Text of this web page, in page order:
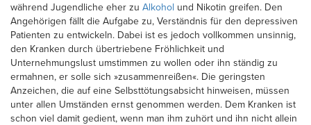
während Jugendliche eher zu Alkohol und Nikotin greifen. Den
Angehörigen fällt die Aufgabe zu, Verständnis für den depressiven
Patienten zu entwickeln. Dabei ist es jedoch vollkommen unsinnig,
den Kranken durch übertriebene Fröhlichkeit und
Unternehmungslust umstimmen zu wollen oder ihn ständig zu
ermahnen, er solle sich »zusammenreißen«. Die geringsten
Anzeichen, die auf eine Selbsttötungsabsicht hinweisen, müssen
unter allen Umständen ernst genommen werden. Dem Kranken ist
schon viel damit gedient, wenn man ihm zuhört und ihn nicht allein